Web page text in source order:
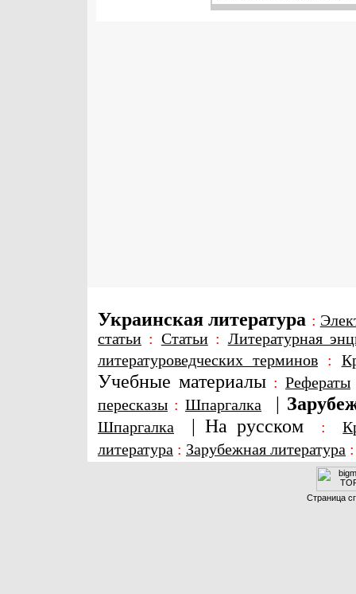
Украинская литература :
статьи : Статьи: Литературная
литературоведческих терминов:
Учебные материалы : Рефераты
пересказы : Шпаргалка |
Шпаргалка | На русском :
литература : Зарубежная литература
Страница